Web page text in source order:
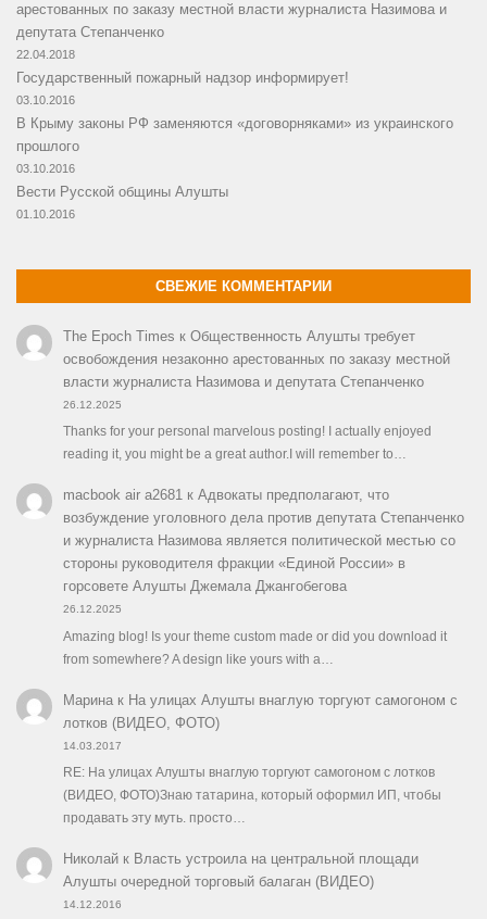
арестованных по заказу местной власти журналиста Назимова и
депутата Степанченко
22.04.2018
Государственный пожарный надзор информирует!
03.10.2016
В Крыму законы РФ заменяются «договорняками» из украинского
прошлого
03.10.2016
Вести Русской общины Алушты
01.10.2016
СВЕЖИЕ КОММЕНТАРИИ
The Epoch Times к Общественность Алушты требует
освобождения незаконно арестованных по заказу местной
власти журналиста Назимова и депутата Степанченко
26.12.2025
Thanks for your personal marvelous posting! I actually enjoyed
reading it, you might be a great author.I will remember to…
macbook air a2681к Адвокаты предполагают, что
возбуждение уголовного дела против депутата Степанченко
и журналиста Назимова является политической местью со
стороны руководителя фракции «Единой России» в
горсовете Алушты Джемала Джангобегова
26.12.2025
Amazing blog! Is your theme custom made or did you download it
from somewhere? A design like yours with a…
Маринак На улицах Алушты внаглую торгуют самогоном с
лотков (ВИДЕО, ФОТО)
14.03.2017
RE: На улицах Алушты внаглую торгуют самогоном с лотков
(ВИДЕО, ФОТО)Знаю татарина, который оформил ИП, чтобы
продавать эту муть. просто…
Николайк Власть устроила на центральной площади
Алушты очередной торговый балаган (ВИДЕО)
14.12.2016